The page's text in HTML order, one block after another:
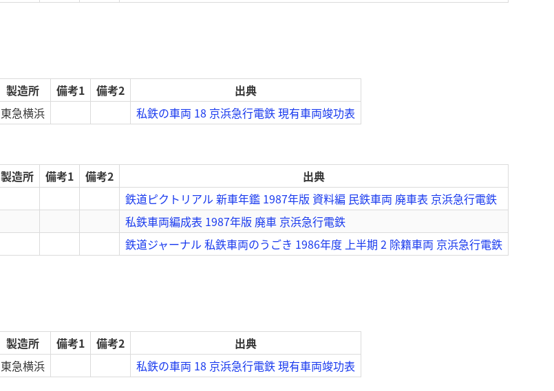
製造所 備考1 備考2
出典
東急横浜 私鉄の車両 18 京浜急行電鉄 現有車両竣功表
製造所 備考1 備考2
出典
鉄道ピクトリアル 新車年鑑 1987年版 資料編 民鉄車両 廃車表 京浜急行電鉄
私鉄車両編成表 1987年版 廃車 京浜急行電鉄
鉄道ジャーナル 私鉄車両のうごき 1986年度 上半期 2 除籍車両 京浜急行電鉄
製造所 備考1 備考2
出典
東急横浜 私鉄の車両 18 京浜急行電鉄 現有車両竣功表